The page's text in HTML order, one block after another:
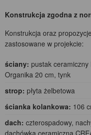
Konstrukcja zgodna z
Konstrukcja oraz
zastosowane w projekcie:
ściany: pustak
Organika 20 cm, tynk
strop: płyta żelbetowa
ścianka kolankowa: 106
dach: czterospadowy,